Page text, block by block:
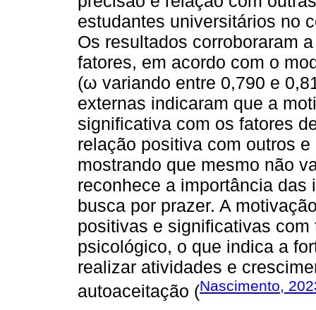
estudantes universitários no
Os resultados corroboraram
fatores, em acordo com o
(ω variando entre 0,790 e
externas indicaram que a
significativa com os fatores
relação positiva com outros
mostrando que mesmo não
reconhece a importância
busca por prazer. A
positivas e significativas
psicológico, o que indica a
realizar atividades e
autoaceitação (Nascimento,